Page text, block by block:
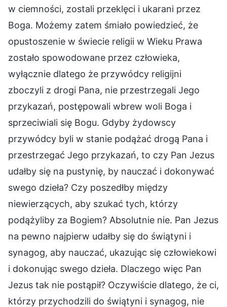
w ciemności, zostali przeklęci i ukarani przez
Boga. Możemy zatem śmiało powiedzieć, że
opustoszenie w świecie religii w Wieku Prawa
zostało spowodowane przez człowieka,
wyłącznie dlatego że przywódcy religijni
zboczyli z drogi Pana, nie przestrzegali Jego
przykazań, postępowali wbrew woli Boga i
sprzeciwiali się Bogu. Gdyby żydowscy
przywódcy byli w stanie podążać drogą Pana i
przestrzegać Jego przykazań, to czy Pan Jezus
udałby się na pustynię, by nauczać i dokonywać
swego dzieła? Czy poszedłby między
niewierzących, aby szukać tych, którzy
podążyliby za Bogiem? Absolutnie nie. Pan Jezus
na pewno najpierw udałby się do świątyni i
synagog, aby nauczać, ukazując się człowiekowi
i dokonując swego dzieła. Dlaczego więc Pan
Jezus tak nie postąpił? Oczywiście dlatego, że ci,
którzy przychodzili do świątyni i synagog, nie